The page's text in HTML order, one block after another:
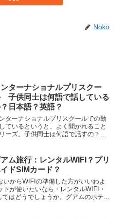
Noko
ターナショナルプリスクー
子供同士は何語で話している
日本語？英語？
ターナショナルプリスクールでの勤
ているというと、よく聞かれること
ーズ。子供同士は何語で話すの？日
子どもは結構日本...
ム旅行：レンタルWIFI？プリ
ドSIMカード？
からWIFIの準備した方がいいわよ
が使いたいなら・レンタルWIFI・
はどうでしょうか。グアムのホテル